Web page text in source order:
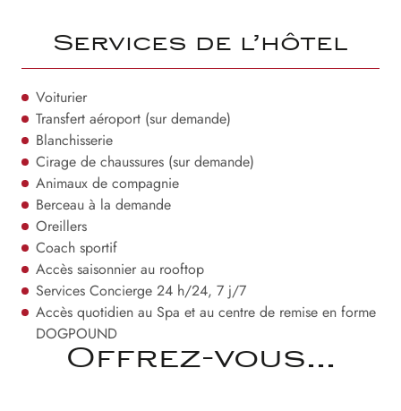
Services de l’hôtel
Voiturier
Transfert aéroport (sur demande)
Blanchisserie
Cirage de chaussures (sur demande)
Animaux de compagnie
Berceau à la demande
Oreillers
Coach sportif
Accès saisonnier au rooftop
Services Concierge 24 h/24, 7 j/7
Accès quotidien au Spa et au centre de remise en forme
DOGPOUND
Offrez-vous...